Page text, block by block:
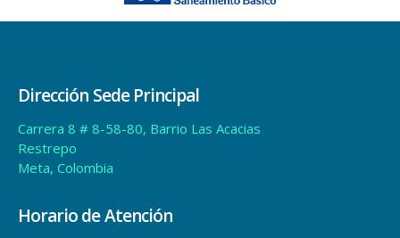
Dirección Sede Principal
Carrera 8 # 8-58-80, Barrio Las Acacias
Restrepo
Meta, Colombia
Horario de Atención